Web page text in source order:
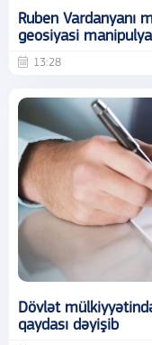
Ruben Vardanyanı
geosiyasi
13:28
Dövlət
qaydası dəyişib